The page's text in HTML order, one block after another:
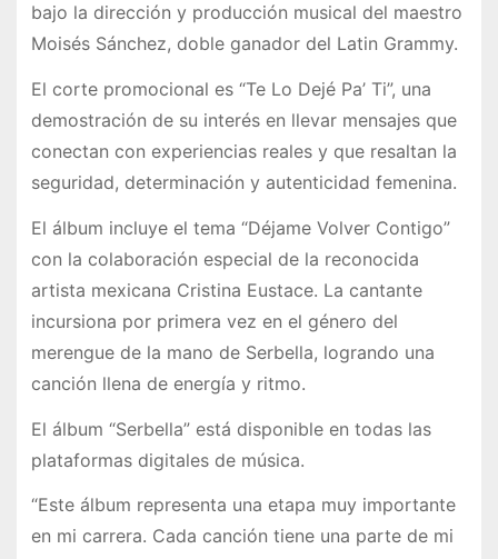
bajo la dirección y producción musical del maestro
Moisés Sánchez, doble ganador del Latin Grammy.
El corte promocional es “Te Lo Dejé Pa’ Ti”, una
demostración de su interés en llevar mensajes que
conectan con experiencias reales y que resaltan la
seguridad, determinación y autenticidad femenina.
El álbum incluye el tema “Déjame Volver Contigo”
con la colaboración especial de la reconocida
artista mexicana Cristina Eustace. La cantante
incursiona por primera vez en el género del
merengue de la mano de Serbella, logrando una
canción llena de energía y ritmo.
El álbum “Serbella” está disponible en todas las
plataformas digitales de música.
“Este álbum representa una etapa muy importante
en mi carrera. Cada canción tiene una parte de mi